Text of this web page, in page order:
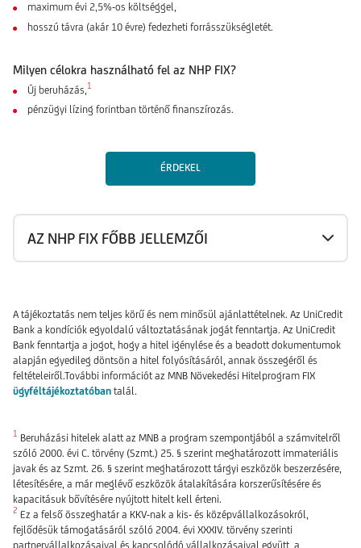
maximum évi 2,5%-os költséggel,
hosszú távra (akár 10 évre) fedezheti forrásszükségletét.
Milyen célokra használható fel az NHP FIX?
Új beruházás,1
pénzügyi lízing forintban történő finanszírozás.
ÉRDEKEL
AZ NHP FIX FŐBB JELLEMZŐI
A tájékoztatás nem teljes körű és nem minősül ajánlattételnek. Az UniCredit
Bank a kondíciók egyoldalú változtatásának jogát fenntartja. Az UniCredit
Bank fenntartja a jogot, hogy a hitel igénylése és a beadott dokumentumok
alapján egyedileg döntsön a hitel folyósításáról, annak összegéről és
feltételeiről.További információt az MNB Növekedési Hitelprogram FIX
ügyféltájékoztatóban talál.
1 Beruházási hitelek alatt az MNB a program szempontjából a számvitelről
szóló 2000. évi C. törvény (Szmt.) 25. § szerint meghatározott immateriális
javak és az Szmt. 26. § szerint meghatározott tárgyi eszközök beszerzésére,
létesítésére, a már meglévő eszközök átalakítására korszerűsítésére és
kapacitásuk bővítésére nyújtott hitelt kell érteni.
2 Ez a felső összeghatár a KKV-nak a kis- és középvállalkozásokról,
fejlődésük támogatásáról szóló 2004. évi XXXIV. törvény szerinti
partnervállalkozásaival és kapcsolódó vállalkozásaival együtt, a